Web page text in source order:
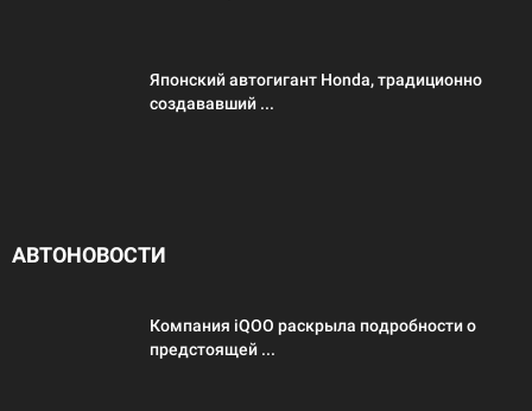
Японский автогигант Honda, традиционно
создававший ...
АВТОНОВОСТИ
Компания iQOO раскрыла подробности о
предстоящей ...